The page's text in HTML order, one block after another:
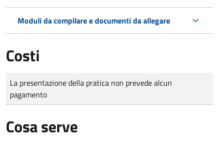
Moduli da compilare e documenti da allegare
Costi
Tipo di pagamento
Importo
La presentazione della pratica non prevede alcun
pagamento
Cosa serve